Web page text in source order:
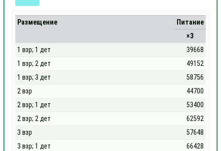
Размещение
Питание
×3
1 взр; 1 дет
39668
1 взр; 2 дет
49152
1 взр; 3 дет
58756
2 взр
44700
2 взр; 1 дет
53400
2 взр; 2 дет
62592
3 взр
57648
3 взр; 1 дет
66428